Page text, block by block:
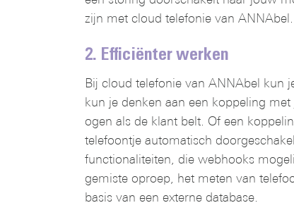
zijn met cloud telefonie van ANNAbel.
2. Efficiënter werken
Bij cloud telefonie van ANNAbel kun
kun je denken aan een koppeling
ogen als de klant belt. Of een
telefoontje automatisch
functionaliteiten, die webhooks
gemiste oproep, het meten van
basis van een externe database.